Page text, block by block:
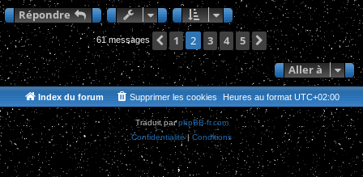
t
Répondre
61 messages Précédente
1 2 3 4 5
Suivante
Aller à
Index du forum Heures au format UTC+02:00
Supprimer les cookies
Traduit parphpBB-fr.com
Confidentialité|Conditions